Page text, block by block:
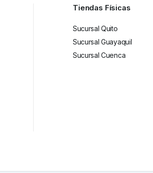
Tiendas Físicas
Sucursal Quito
Sucursal Guayaquil
Sucursal Cuenca